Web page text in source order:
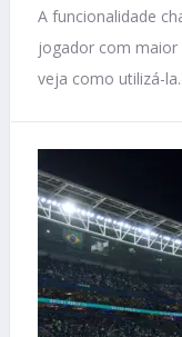
A funcionalidade
jogador com maior
veja como utilizá-